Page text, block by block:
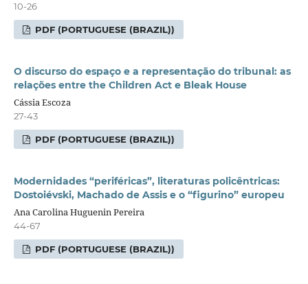
10-26
PDF (PORTUGUESE (BRAZIL))
O discurso do espaço e a representação do tribunal: as
relações entre the Children Act e Bleak House
Cássia Escoza
27-43
PDF (PORTUGUESE (BRAZIL))
Modernidades “periféricas”, literaturas policêntricas:
Dostoiévski, Machado de Assis e o “figurino” europeu
Ana Carolina Huguenin Pereira
44-67
PDF (PORTUGUESE (BRAZIL))